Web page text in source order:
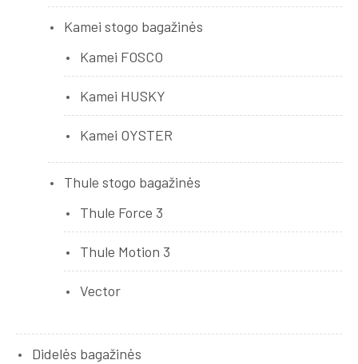
Kamei stogo bagažinės
Kamei FOSCO
Kamei HUSKY
Kamei OYSTER
Thule stogo bagažinės
Thule Force 3
Thule Motion 3
Vector
Didelės bagažinės